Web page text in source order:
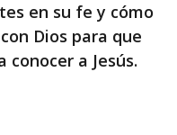
en su fe y cómo
Dios para que
a Jesús.